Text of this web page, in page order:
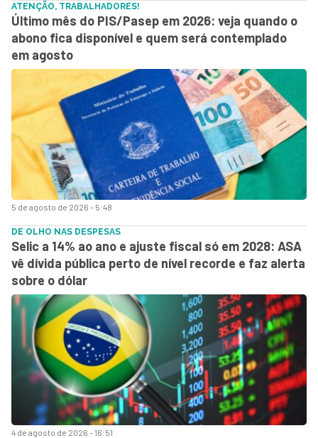
5 de agosto de 2026 - 5:48
ATENÇÃO, TRABALHADORES!
Último mês do PIS/Pasep em 2026: veja quando o
abono fica disponível e quem será contemplado
em agosto
4 de agosto de 2026 - 16:51
DE OLHO NAS DESPESAS
Selic a 14% ao ano e ajuste fiscal só em 2028: ASA
vê dívida pública perto de nível recorde e faz alerta
sobre o dólar